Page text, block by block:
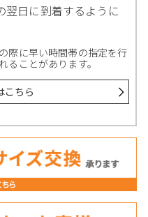
翌日に到着するように
際に早い時間帯の指定を行
ることがあります。
こちら